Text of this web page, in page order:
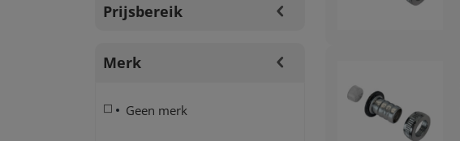
Prijsbereik
Merk
Geen merk